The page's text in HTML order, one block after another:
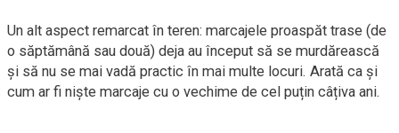
Un alt aspect remarcat în teren: marcajele proaspăt trase (de
o săptămână sau două) deja au început să se murdărească
și să nu se mai vadă practic în mai multe locuri. Arată ca și
cum ar fi niște marcaje cu o vechime de cel puțin câțiva ani.